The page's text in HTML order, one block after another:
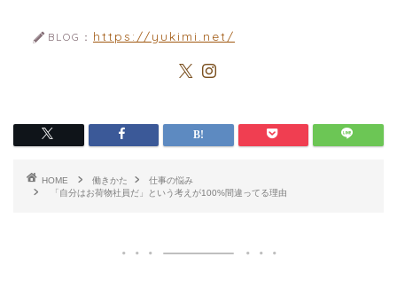
BLOG： https://yukimi.net/
HOME 働きかた
仕事の悩み
「自分はお荷物社員だ」という考えが100%間違ってる理由